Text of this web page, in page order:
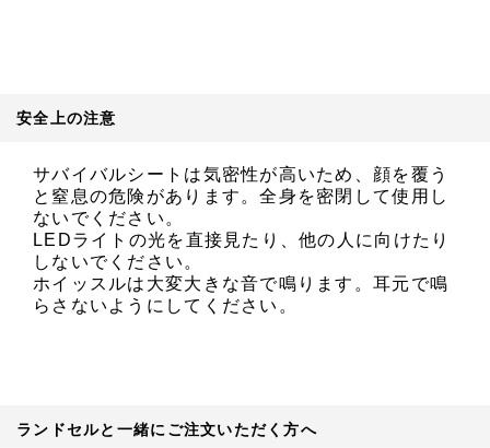
安全上の注意
サバイバルシートは気密性が高いため、顔を覆う
と窒息の危険があります。全身を密閉して使用し
ないでください。
LEDライトの光を直接見たり、他の人に向けたり
しないでください。
ホイッスルは大変大きな音で鳴ります。耳元で鳴
らさないようにしてください。
ランドセルと一緒にご注文いただく方へ